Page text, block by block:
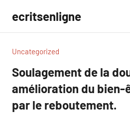
contenu
ecritsenligne
Uncategorized
Soulagement de la
amélioration du bien-
par le reboutement.